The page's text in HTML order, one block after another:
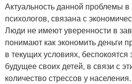
Актуальность данной проблемы
психологов, связана с
Люди не имеют уверенности в
понимают как экономить деньги
в текущих условиях,
будущее своих детей, в связи с
количество стрессов у населения.